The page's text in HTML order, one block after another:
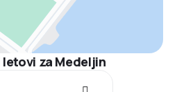
za Medeljin